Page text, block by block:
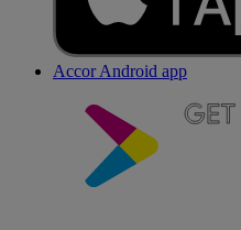
Accor Android app